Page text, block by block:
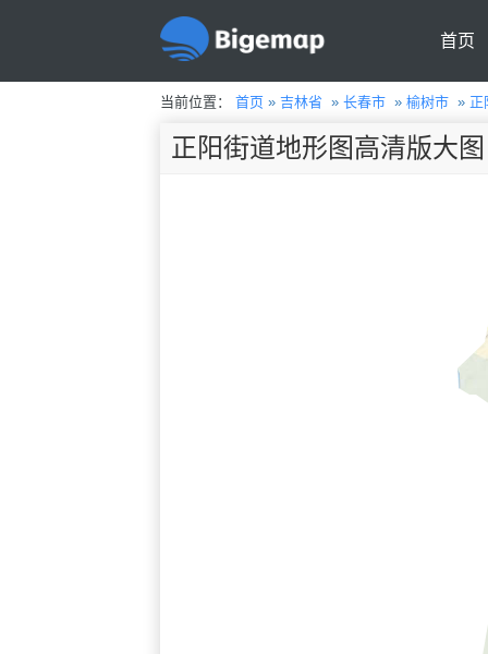
首页
当前位置： 首页» 吉林省 » 长春市» 榆树市» 正
正阳街道地形图高清版大图